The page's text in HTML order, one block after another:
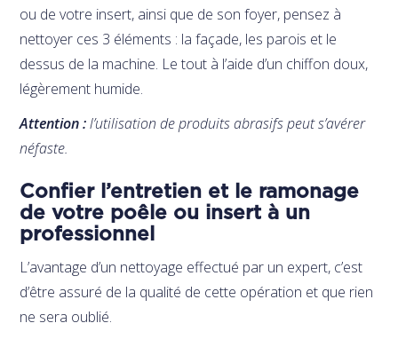
ou de votre insert, ainsi que de son foyer, pensez à
nettoyer ces 3 éléments : la façade, les parois et le
dessus de la machine. Le tout à l’aide d’un chiffon doux,
légèrement humide.
Attention :l’utilisation de produits abrasifs peut s’avérer
néfaste.
Confier l’entretien et le ramonage
de votre poêle ou insert à un
professionnel
L’avantage d’un nettoyage effectué par un expert, c’est
d’être assuré de la qualité de cette opération et que rien
ne sera oublié.